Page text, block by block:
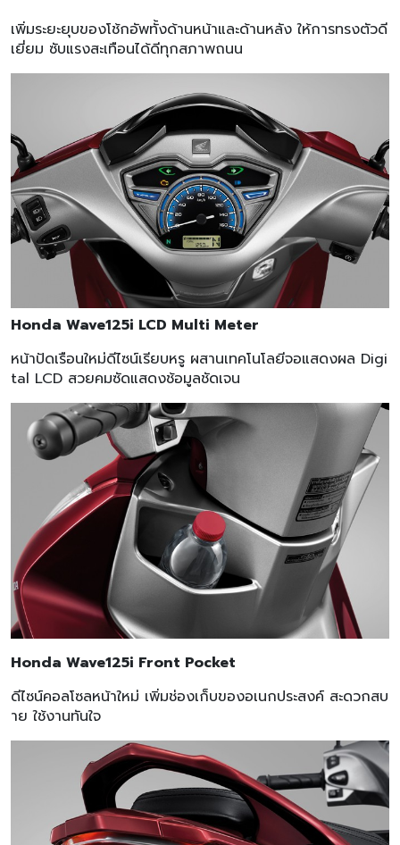
เพิ่มระยะยุบของโช้กอัพทั้งด้านหน้าและด้านหลัง ให้การทรงตัวดี
เยี่ยม ซับแรงสะเทือนได้ดีทุกสภาพถนน
Honda Wave125i LCD Multi Meter
หน้าปัดเรือนใหม่ดีไซน์เรียบหรู ผสานเทคโนโลยีจอแสดงผล Digi
tal LCD สวยคมซัดแสดงช้อมูลชัดเจน
Honda Wave125i Front Pocket
ดีไซน์คอลโซลหน้าใหม่ เพิ่มช่องเก็บของอเนกประสงค์ สะดวกสบ
าย ใช้งานทันใจ